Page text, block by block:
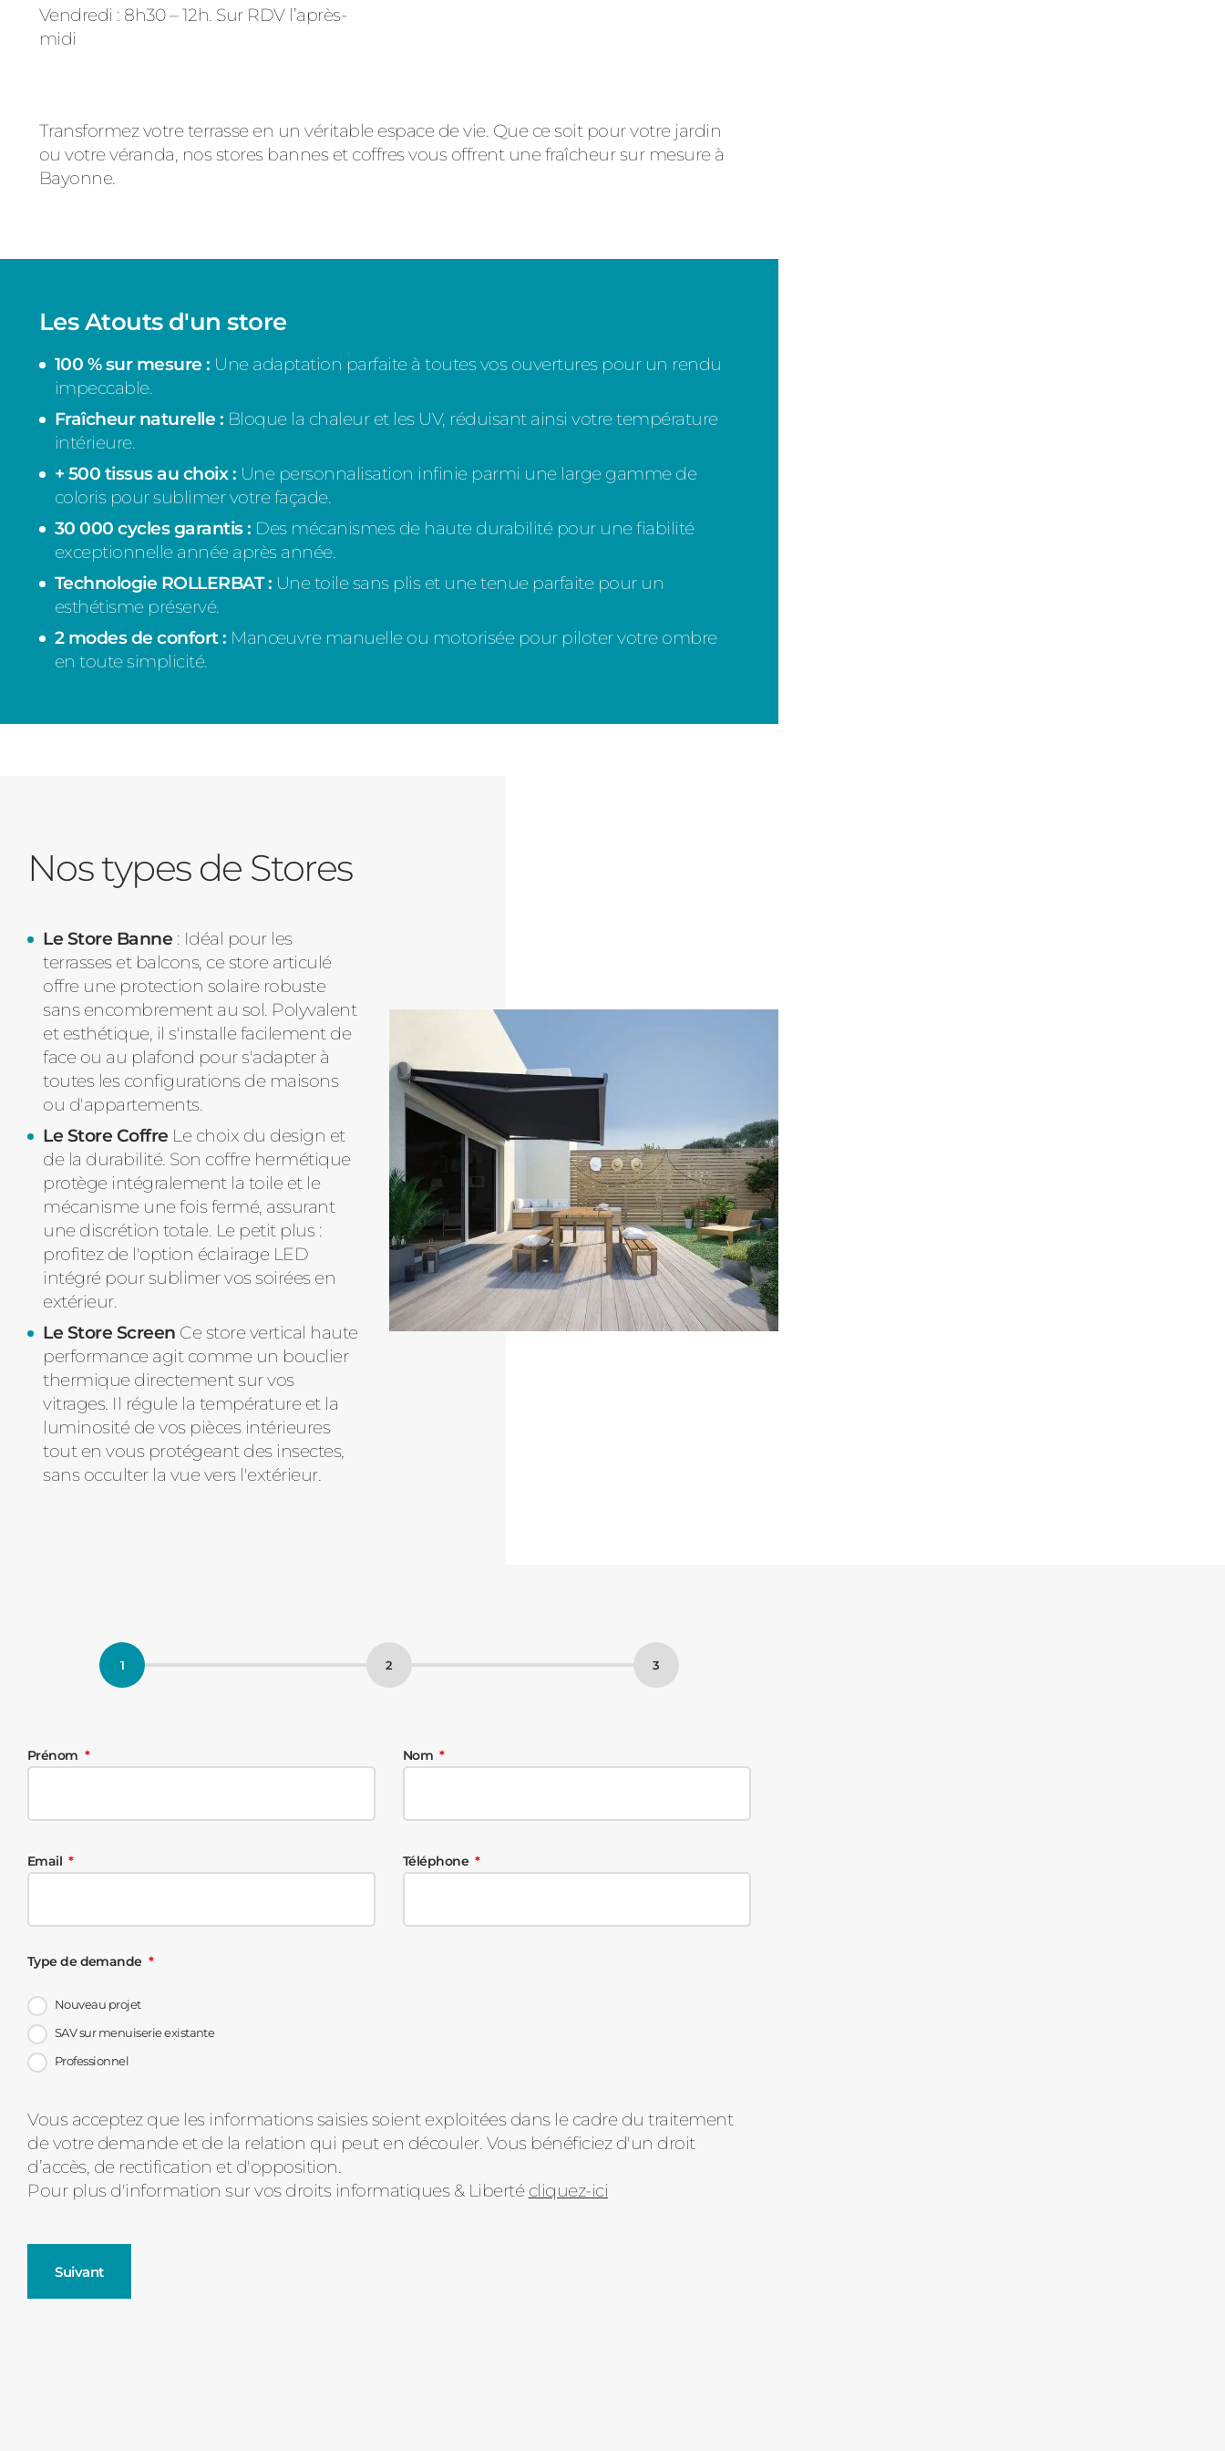
Vendredi : 8h30 – 12h. Sur RDV l’après-
midi
Transformez votre terrasse en un véritable espace de vie. Que ce soit pour votre jardin
ou votre véranda, nos stores bannes et coffres vous offrent une fraîcheur sur mesure à
Bayonne.
Les Atouts d'un store
100 % sur mesure : Une adaptation parfaite à toutes vos ouvertures pour un rendu
impeccable.
Fraîcheur naturelle : Bloque la chaleur et les UV, réduisant ainsi votre température
intérieure.
+ 500 tissus au choix : Une personnalisation infinie parmi une large gamme de
coloris pour sublimer votre façade.
30 000 cycles garantis : Des mécanismes de haute durabilité pour une fiabilité
exceptionnelle année après année.
Technologie ROLLERBAT : Une toile sans plis et une tenue parfaite pour un
esthétisme préservé.
2 modes de confort : Manœuvre manuelle ou motorisée pour piloter votre ombre
en toute simplicité.
Nos types de Stores
Le Store Banne : Idéal pour les
terrasses et balcons, ce store articulé
offre une protection solaire robuste
sans encombrement au sol. Polyvalent
et esthétique, il s'installe facilement de
face ou au plafond pour s'adapter à
toutes les configurations de maisons
ou d'appartements.
Le Store Coffre Le choix du design et
de la durabilité. Son coffre hermétique
protège intégralement la toile et le
mécanisme une fois fermé, assurant
une discrétion totale. Le petit plus :
profitez de l'option éclairage LED
intégré pour sublimer vos soirées en
extérieur.
Le Store Screen Ce store vertical haute
performance agit comme un bouclier
thermique directement sur vos
vitrages. Il régule la température et la
luminosité de vos pièces intérieures
tout en vous protégeant des insectes,
sans occulter la vue vers l'extérieur.
Prénom Nom
Email Téléphone
Type de demande
Nouveau projet
SAV sur menuiserie existante
Professionnel
Message
d'état
Vous acceptez que les informations saisies soient exploitées dans le cadre du traitement
de votre demande et de la relation qui peut en découler. Vous bénéficiez d'un droit
d’accès, de rectification et d'opposition.
Pour plus d'information sur vos droits informatiques & Liberté cliquez-ici
Suivant